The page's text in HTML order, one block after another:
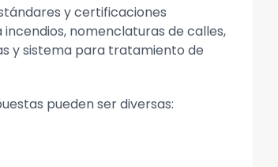
y certificaciones
nomenclaturas de calles,
y sistema para tratamiento de
pueden ser diversas: